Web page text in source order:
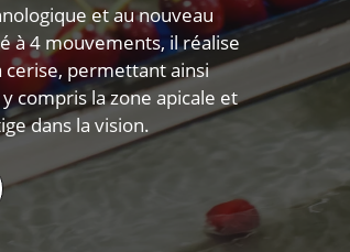
et au nouveau
à 4 mouvements, il réalise
permettant ainsi
compris la zone apicale et
dans la vision.